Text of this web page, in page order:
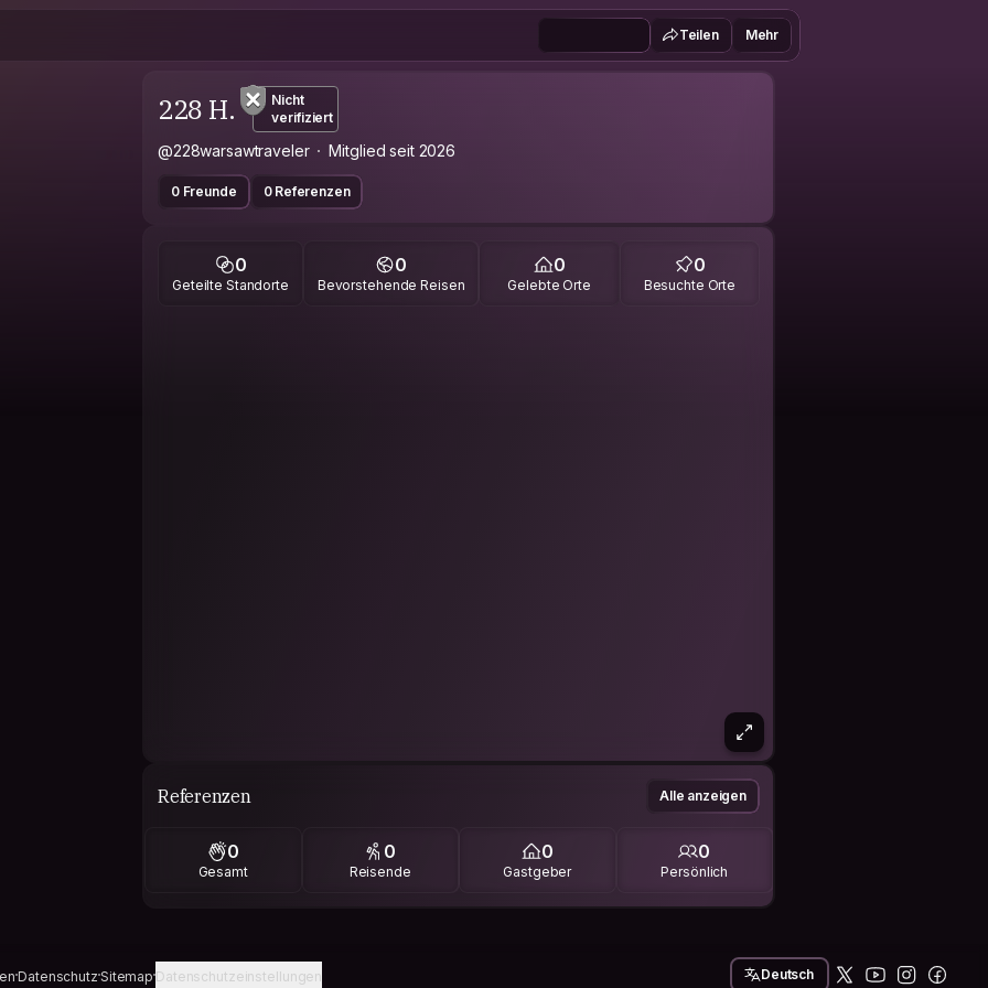
Teilen Mehr
228 H.
Nicht
verifiziert
@228warsawtraveler Mitglied seit 2026
0 Freunde 0 Referenzen
0
Geteilte Standorte
0
Bevorstehende Reisen
0
Gelebte Orte
0
Besuchte Orte
Referenzen Alle anzeigen
0
Gesamt
0
Reisende
0
Gastgeber
0
Persönlich
DatenschutzSitemapDatenschutzeinstellungen Deutsch